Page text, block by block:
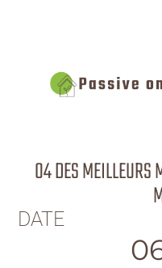
04 DES MEILLEURS
DATE